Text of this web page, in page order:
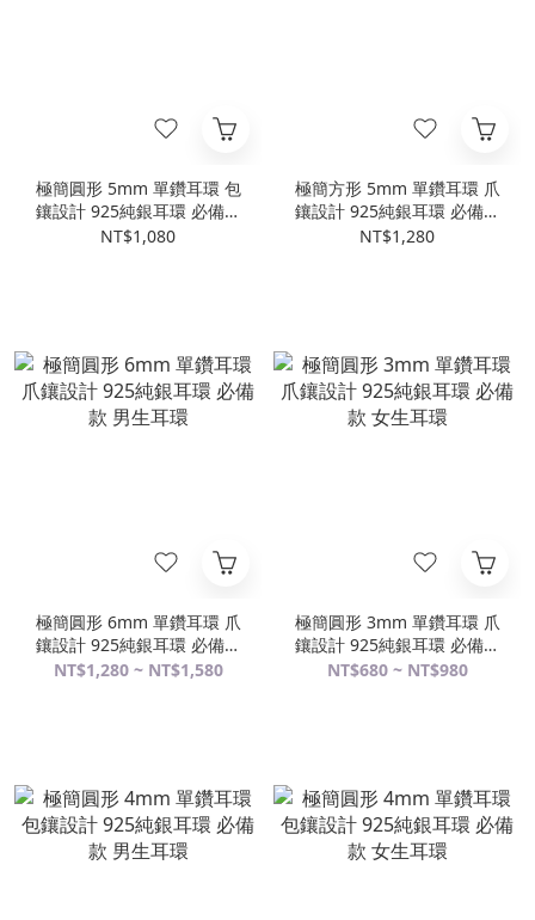
極簡圓形 5mm 單鑽耳環 包
鑲設計 925純銀耳環 必備款
男生耳環
NT$1,080
極簡方形 5mm 單鑽耳環 爪
鑲設計 925純銀耳環 必備款
男生耳環
NT$1,280
極簡圓形 6mm 單鑽耳環 爪
鑲設計 925純銀耳環 必備款
男生耳環
NT$1,280 ~ NT$1,580
極簡圓形 3mm 單鑽耳環 爪
鑲設計 925純銀耳環 必備款
女生耳環
NT$680 ~ NT$980